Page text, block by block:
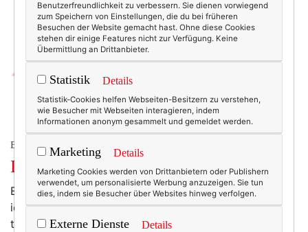
BEAUTY & FASHION
Dufttesteuse. (Sponsored.)
Essenza Nobile hat mich vor einiger Zeit gefragt, ob
ich Lust hätte, Parfums zu testen und hier bei
texterella zu "besprechen". Natürlich fühlte ich mich
Benutzerfreundlichkeit zu verbessern. Sie dienen vorwiegend
zum Speichern von Einstellungen, die du bei früheren
Besuchen der Website gemacht hast. Ohne diese Cookies
stehen dir einige Features nicht zur Verfügung. Keine
Übermittlung an Drittanbieter.
Statistik Details
Statistik-Cookies helfen Webseiten-Besitzern zu verstehen,
wie Besucher mit Webseiten interagieren, indem
Informationen anonym gesammelt und gemeldet werden.
Marketing Details
Marketing Cookies werden von Drittanbietern oder Publishern
verwendet, um personalisierte Werbung anzuzeigen. Sie tun
dies, indem sie Besucher über Websites hinweg verfolgen.
Externe Dienste Details